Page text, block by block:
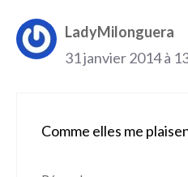
LadyMilonguera
31 janvier 2014 à
Comme elles me